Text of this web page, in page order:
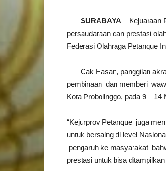
SURABAYA – Kejuaraan
persaudaraan dan prestasi
Federasi Olahraga Petanque
Cak Hasan, panggilan
pembinaan dan memberi
Kota Probolinggo, pada 9 – 14
“Kejurprov Petanque, juga
untuk bersaing di level
pengaruh ke masyarakat,
prestasi untuk bisa